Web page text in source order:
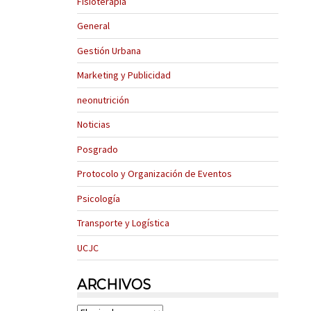
General
Gestión Urbana
Marketing y Publicidad
neonutrición
Noticias
Posgrado
Protocolo y Organización de Eventos
Psicología
Transporte y Logística
UCJC
ARCHIVOS